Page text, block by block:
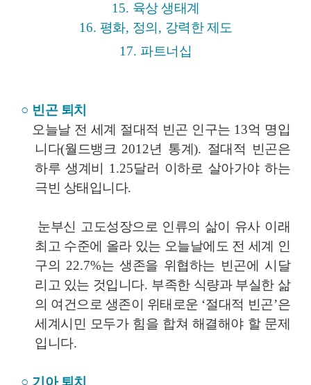
15. 육상 생태계
16. 평화, 정의 , 강력한 제도
17. 파트너십
○ 빈곤 퇴치
오늘날 전 세계 절대적 빈곤 인구는 13억 명입
니다(월드뱅크2012년 통계 ). 절대적 빈곤은
하루 생계비 1.25달러 이하로 살아가야 하는
극빈 상태입니다.
눈부신 고도성장으로 인류의 삶이 유사 이래
최고 수준에 올라 있는 오늘날에도 전 세계 인
구의 22.7%는 생존을 위협하는 빈곤에 시달
리고 있는 것입니다. 부족한 식량과 부실한 삶
의 여건으로 생존이 위태로운 ‘절대적 빈곤’은
세계시민 모두가 힘을 합쳐 해결해야 할 문제
입니다.
○ 기아 퇴치